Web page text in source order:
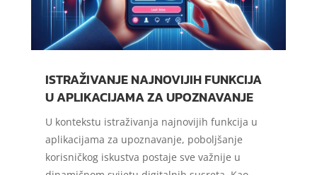
ISTRAŽIVANJE NAJNOVIJIH FUNKCIJA
U APLIKACIJAMA ZA UPOZNAVANJE
U kontekstu istraživanja najnovijih funkcija u
aplikacijama za upoznavanje, poboljšanje
korisničkog iskustva postaje sve važnije u